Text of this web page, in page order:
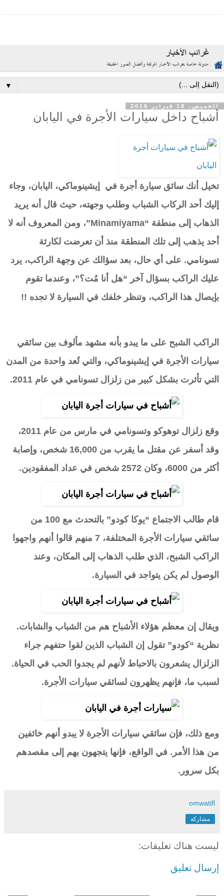
▼
الخميس، 18 فبراير 2016
أشباح داخل سيارات الأجرة في اليابان
تخيل أنك سائق سيارة أجرة في إيشينوماكي، اليابان، وجاء
إليك أحد الركاب الشباب وطلب وجهته، حيث قال أنه يريد
الذهاب إلى منطقة “Minamiyama”، ومن المعروف أنه لا
أحد يذهب إلى تلك المنطقة منذ أن تعرضت لكارثة
تسونامي. على أي حال، بعد سؤالك عن وجهة الراكب، يرد
عليك الراكب بسؤال آخر “هل أنا مُت؟”، وعندما تقوم
بإيصال هذا الراكب، وتنظر خلفك في السيارة لا تجده !!
الراكب الشبح على ما يبدو بأنه مشهد مألوف بين سائقي
سيارات الأجرة في إيشينوماكي، والتي تُعد واحدة من المدن
التي تأثرت بشكل كبير من زلزال تسونامي في عام 2011.
وقع زلزال توهوكو وتسونامي في مارس من عام 2011،
وقد أسفر عن مقتل ما يقرب من 16,000 شخص، وإصابة
أكثر من 6000، وكان 2572 شخص في عداد المفقودين.
قام طالب الاجتماع “يوكا كودو” بالتحدث مع 100 من
سائقي سيارات الأجرة المختلفة، 7 منهم قالوا أنهم واجهوا
الراكب الشبح، الذي طلب الذهاب إلى المكان، وعند
الوصول لم يكن يتواجد في السيارة.
ويقال إن معظم هؤلاء الأشباح هم من الشباب والشابات.
نظرية “كودو” تقول إن الشباب الذين لقوا حتفهم جراء
الزلزال يشعرون بالاحباط لأنهم لم يجدوا الحب في الحياة.
لسبب ما، فإنهم يظهرون لسائقي سيارات الأجرة.
ومع ذلك، فإن سائقي سيارات الأجرة لا يبدو أنهم خائفين
من هذا الأمر. في الواقع، فإنها يتجهون بهم إلى مقصدهم
بكل سرور.
omwatifl
مشاركة
ليست هناك تعليقات:
إرسال تعليق